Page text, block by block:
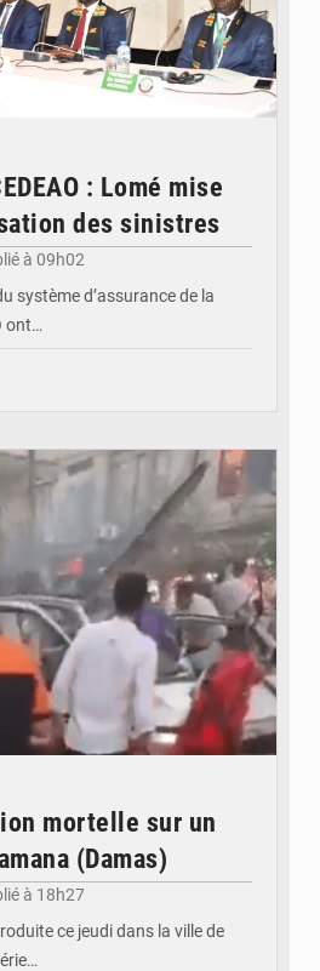
: Lomé mise
des sinistres
à 09h02
système d’assurance de la
ont…
mortelle sur un
(Damas)
à 18h27
ce jeudi dans la ville de